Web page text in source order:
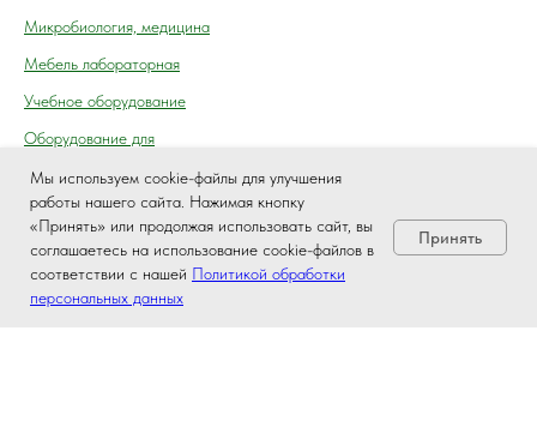
Мы используем cookie-файлы для улучшения
работы нашего сайта. Нажимая кнопку
«Принять» или продолжая использовать сайт, вы
соглашаетесь на использование cookie-файлов в
соответствии с нашей Политикой обработки
персональных данных
Принять
Микробиология, медицина
Мебель лабораторная
Учебное оборудование
Оборудование для
осмотра (контроля) ГАИ